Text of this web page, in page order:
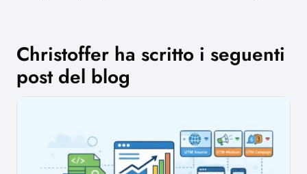
Christoffer ha scritto i seguenti
post del blog